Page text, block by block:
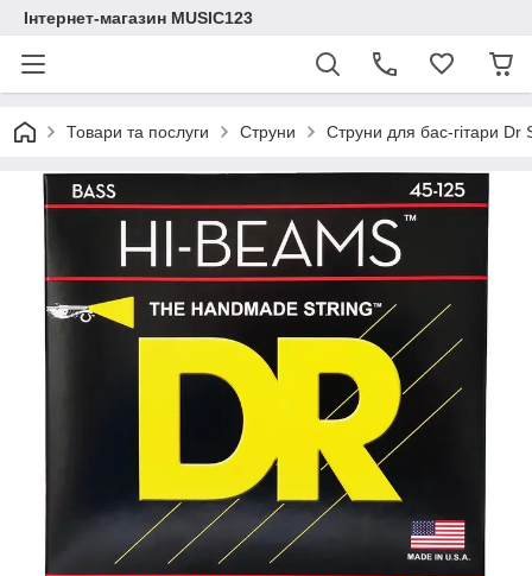
Інтернет-магазин MUSIC123
Товари та послуги Струни Струни для бас-гітари